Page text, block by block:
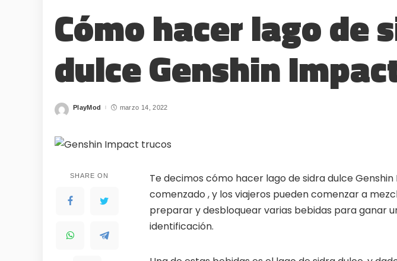
Cómo hacer lago de
dulce Genshin
Posted
PlayMod marzo 14, 2022
SHARE ON
Te decimos cómo hacer lago de sidra dulce
comenzado , y los viajeros pueden comenzar a
preparar y desbloquear varias bebidas para ganar
identificación.